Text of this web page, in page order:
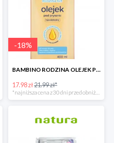
-18%
BAMBINO RODZINA OLEJEK POD PRYSZNIC 400 ML
17.98 zł21.99 zł*
*najniższa cena z 30 dni przed obniżką